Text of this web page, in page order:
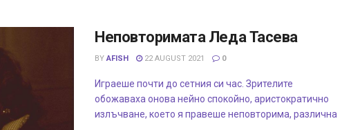
Неповторимата Леда Тасева
BY AFISH 22 AUGUST 2021 0
Играеше почти до сетния си час. Зрителите
обожаваха онова нейно спокойно, аристократично
излъчване, което я правеше неповторима, различна